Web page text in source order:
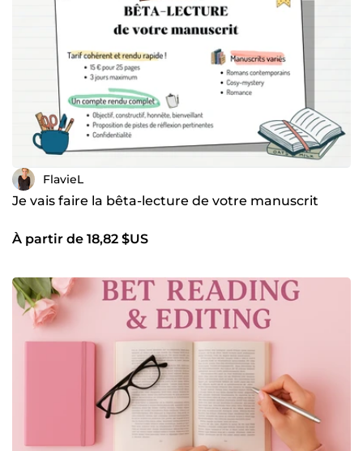
FlavieL
Je vais faire la bêta-lecture de votre manuscrit
À partir de 18,82 $US